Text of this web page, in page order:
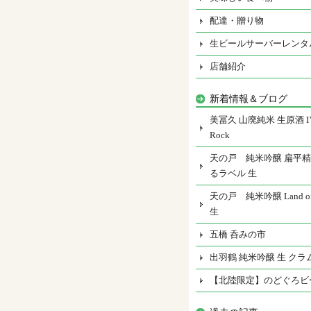
配達・贈り物
生ビールサーバーレンタ
店舗紹介
新着情報＆ブログ
美冨久 山廃純米 生原酒
Rock
天の戸 純米吟醸 扁平
るラベル 生
天の戸 純米吟醸 Land
生
五橋 呑みの市
出羽鶴 純米吟醸 生 クラ
【北陸限定】のどぐろ